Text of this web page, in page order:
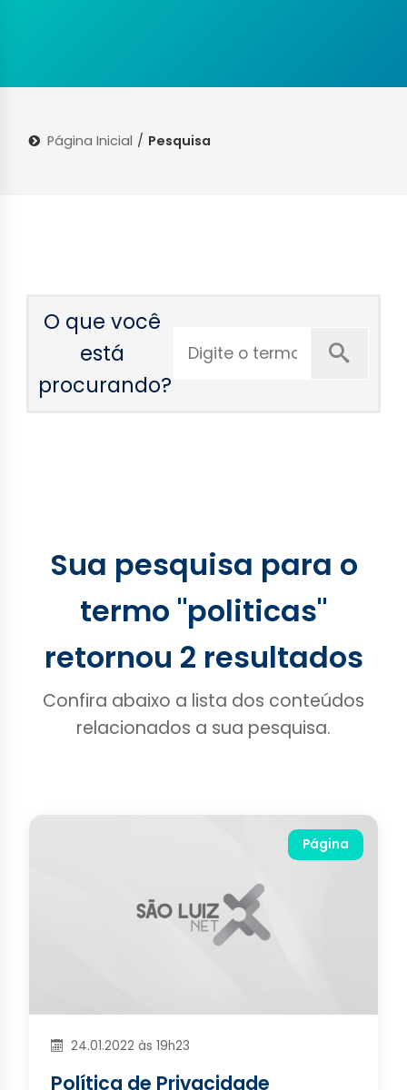
Página Inicial / Pesquisa
O que você
está
procurando?
Sua pesquisa para o
termo "politicas"
retornou 2 resultados
Confira abaixo a lista dos conteúdos
relacionados a sua pesquisa.
Página
24.01.2022 às 19h23
Política de Privacidade